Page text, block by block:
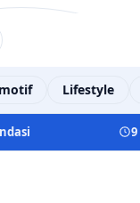
Lifestyle